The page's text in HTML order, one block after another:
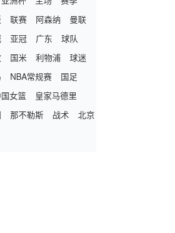
联赛 阿森纳
曼联
亚冠 广东
球队
国米 利物浦
球迷
NBA常规赛
国足
女篮
皇家马德里
那不勒斯 战术
北京